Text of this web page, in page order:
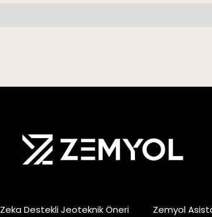
Destekli Jeoteknik Öneri Zemyol